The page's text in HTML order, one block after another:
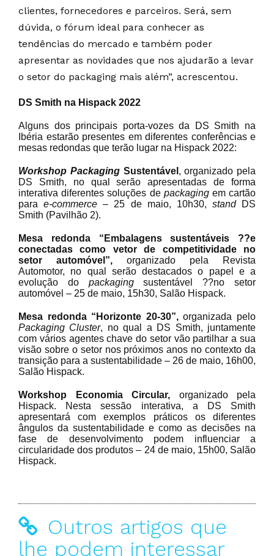
clientes, fornecedores e parceiros. Será, sem
dúvida, o fórum ideal para conhecer as
tendências do mercado e também poder
apresentar as novidades que nos ajudarão a levar
o setor do packaging mais além”, acrescentou.
DS Smith na Hispack 2022
Alguns dos principais porta-vozes da DS Smith na
Ibéria estarão presentes em diferentes conferências e
mesas redondas que terão lugar na Hispack 2022:
Workshop PackagingSustentável , organizado pela
DS Smith, no qual serão apresentadas de forma
interativa diferentes soluções de packaging em cartão
parae-commerce – 25 de maio, 10h30, standDS
Smith (Pavilhão 2).
Mesa redonda “Embalagens sustentáveis ??e
conectadas como vetor de competitividade no
setor automóvel”, organizado pela Revista
Automotor, no qual serão destacados o papel e a
evolução do packagingsustentável ??no setor
automóvel – 25 de maio, 15h30, Salão Hispack.
Mesa redonda “Horizonte 20-30”,organizada pelo
Packaging Cluster, no qual a DS Smith, juntamente
com vários agentes chave do setor vão partilhar a sua
visão sobre o setor nos próximos anos no contexto da
transição para a sustentabilidade – 26 de maio, 16h00,
Salão Hispack.
Workshop Economia Circular, organizado pela
Hispack. Nesta sessão interativa, a DS Smith
apresentará com exemplos práticos os diferentes
ângulos da sustentabilidade e como as decisões na
fase de desenvolvimento podem influenciar a
circularidade dos produtos – 24 de maio, 15h00, Salão
Hispack.
Outros artigos que
lhe podem interessar